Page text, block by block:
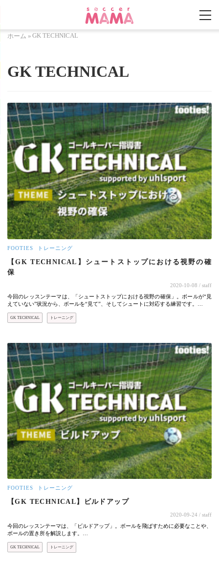
ホーム » GK TECHNICAL
GK TECHNICAL
FOOTIES トレーニング
【GK TECHNICAL】シュートストップにおける視野の確
保
2020-10-08 / staff
今回のレッスンテーマは、「シュートストップにおける視野の確保」。ボールが“見
えていない”状況から、ボールを“見て”、そしてシュートに対応する練習です。…
GK TECHNICAL トレーニング
FOOTIES トレーニング
【GK TECHNICAL】ビルドアップ
2020-09-24 / staff
今回のレッスンテーマは、「ビルドアップ」。ボールを飛ばすために必要なことや、
ボールの置き所を解説します。…
GK TECHNICAL トレーニング